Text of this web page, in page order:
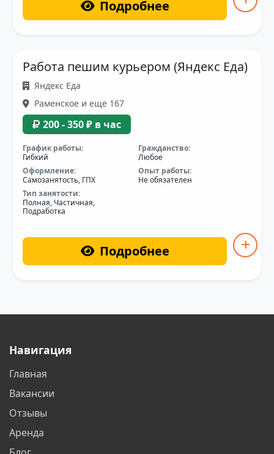
Подробнее
Работа пешим курьером (Яндекс Еда)
Яндекс Еда
Раменское и еще 167
200 - 350 ₽ в час
График работы:
Гибкий
Гражданство:
Любое
Оформление:
Самозанятость, ГПХ
Опыт работы:
Не обязателен
Тип занятости:
Полная, Частичная,
Подработка
Подробнее
Навигация
Главная
Вакансии
Отзывы
Аренда